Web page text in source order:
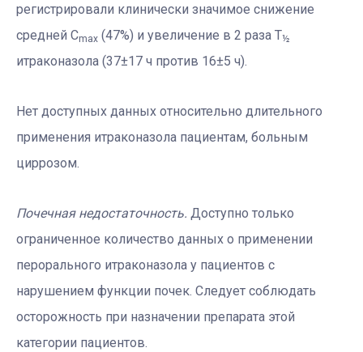
регистрировали клинически значимое снижение
средней Cmax (47%) и увеличение в 2 раза Т½
итраконазола (37±17 ч против 16±5 ч).
Нет доступных данных относительно длительного
применения итраконазола пациентам, больным
циррозом.
Почечная недостаточность. Доступно только
ограниченное количество данных о применении
перорального итраконазола у пациентов с
нарушением функции почек. Следует соблюдать
осторожность при назначении препарата этой
категории пациентов.